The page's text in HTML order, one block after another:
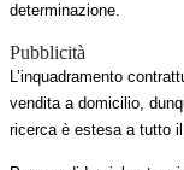
determinazione.
Pubblicità
L’inquadramento
vendita a domicilio,
ricerca è estesa a tutto